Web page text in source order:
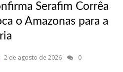
Serafim Corrêa
o Amazonas para a
2 de agosto de 2026
0